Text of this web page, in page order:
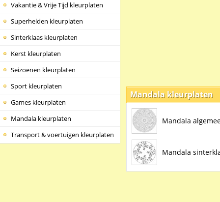
Vakantie & Vrije Tijd kleurplaten
Superhelden kleurplaten
Sinterklaas kleurplaten
Kerst kleurplaten
Seizoenen kleurplaten
Sport kleurplaten
Games kleurplaten
Mandala kleurplaten
Transport & voertuigen kleurplaten
Mandala kleurplaten
Mandala
Mandala